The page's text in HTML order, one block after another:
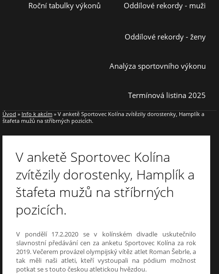
Roční tabulky výkonů Oddílové rekordy - muži
Oddílové rekordy - ženy
Analýza sportovního výkonu
Termínová listina 2025
Úvod » Info k akcím » V anketě Sportovec Kolína zvítězily dorostenky, Hamplík a
štafeta mužů na stříbrných pozicích.
V anketě Sportovec Kolína
zvítězily dorostenky, Hamplík a
štafeta mužů na stříbrných
pozicích.
V pondělí 17.2.2020 se v kolínském divadle uskutečnilo
slavnostní předávání cen za anketu Sportovec Kolína za rok
2019. Večerem provázel olympijský vítěz atlet Roman Šebrle, a
tak měli naši atleti, kteří vystoupali na pódium možnost
potkat se s touto českou atletickou hvězdou.